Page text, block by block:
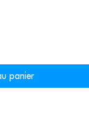
panier